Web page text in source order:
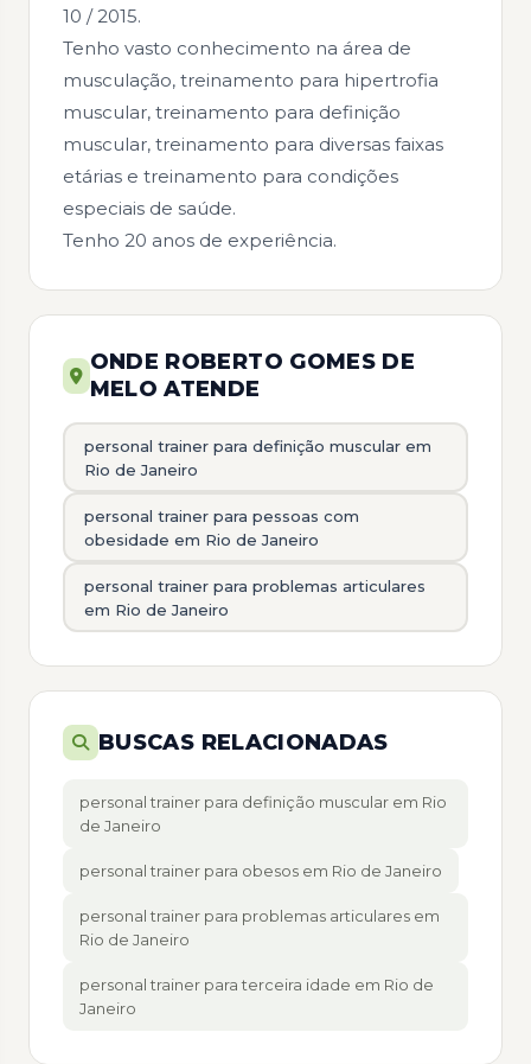
10 / 2015.
Tenho vasto conhecimento na área de
musculação, treinamento para hipertrofia
muscular, treinamento para definição
muscular, treinamento para diversas faixas
etárias e treinamento para condições
especiais de saúde.
Tenho 20 anos de experiência.
ONDE ROBERTO GOMES DE
MELO ATENDE
personal trainer para definição muscular em
Rio de Janeiro
personal trainer para pessoas com
obesidade em Rio de Janeiro
personal trainer para problemas articulares
em Rio de Janeiro
BUSCAS RELACIONADAS
personal trainer para definição muscular em Rio
de Janeiro
personal trainer para obesos em Rio de Janeiro
personal trainer para problemas articulares em
Rio de Janeiro
personal trainer para terceira idade em Rio de
Janeiro